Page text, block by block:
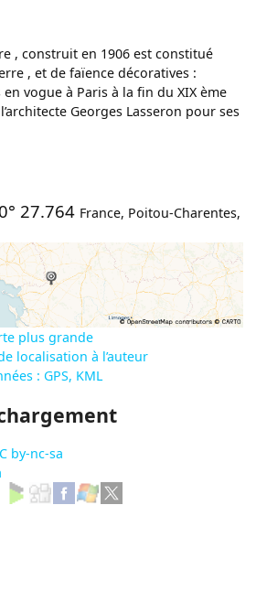
, construit en 1906 est constitué
, et de faïence décoratives :
en vogue à Paris à la fin du XIX ème
Georges Lasseron pour ses
27.764 France, Poitou-Charentes,
plus grande
localisation à l’auteur
: GPS, KML
by-nc-sa